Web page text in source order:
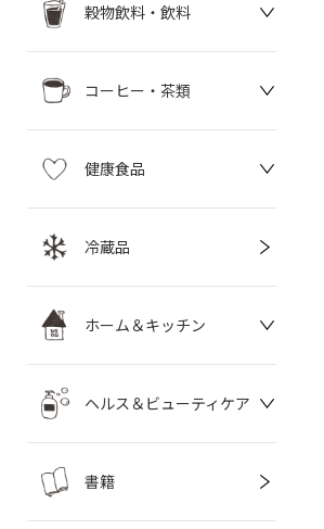
穀物飲料・飲料
コーヒー・茶類
健康食品
冷蔵品
ホーム＆キッチン
ヘルス＆ビューティケア
書籍